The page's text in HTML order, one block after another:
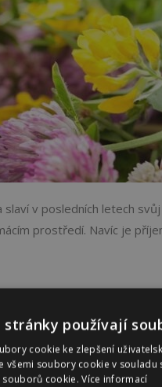
v posledních letech
prostředí. Navíc je
používají
cookie ke zlepšení
všemi soubory cookie v souladu
souborů cookie.Více informací